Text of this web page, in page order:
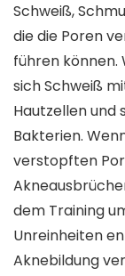
Schweiß,
die die Poren
führen können.
sich Schweiß
Hautzellen und
Bakterien.
verstopften
dem Training
Unreinheiten
Aknebildung